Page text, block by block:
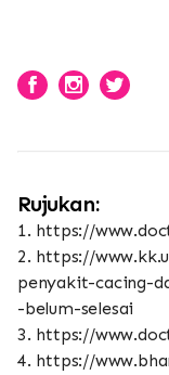
Rujukan:
1. https://
2. https://
penyakit-cacing-
-belum-selesai
3. https://
4. https://